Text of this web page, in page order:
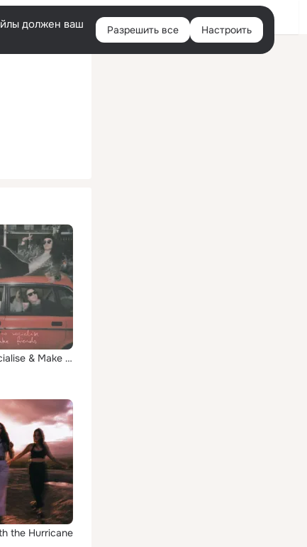
Войти
должен ваш
Разрешить все Настроить
How to Socialise & Make Friends
the Hurricane